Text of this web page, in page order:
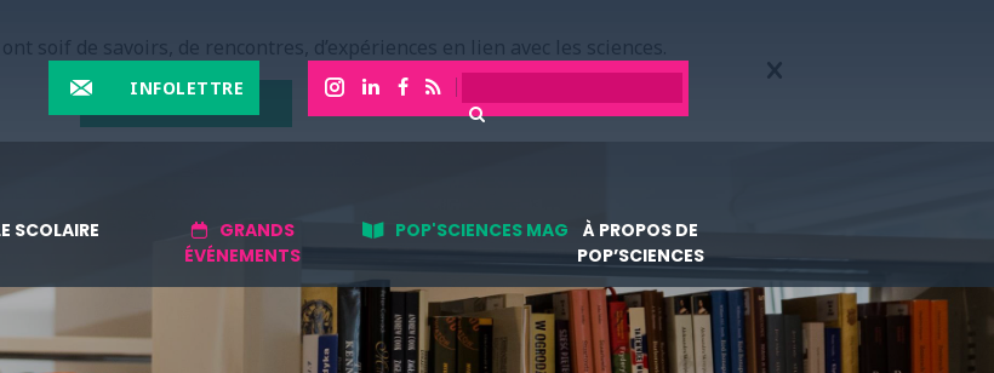
soif de savoirs, de rencontres, d’expériences en lien avec les sciences.
INFOLETTRE
SCOLAIRE
GRANDS
ÉVÉNEMENTS
POP'SCIENCES MAG
À PROPOS DE
POP’SCIENCES